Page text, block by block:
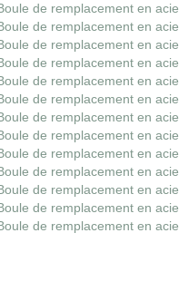
de remplacement en
de remplacement en
de remplacement en
de remplacement en
de remplacement en
de remplacement en
de remplacement en
de remplacement en
de remplacement en
de remplacement en
de remplacement en
de remplacement en
de remplacement en